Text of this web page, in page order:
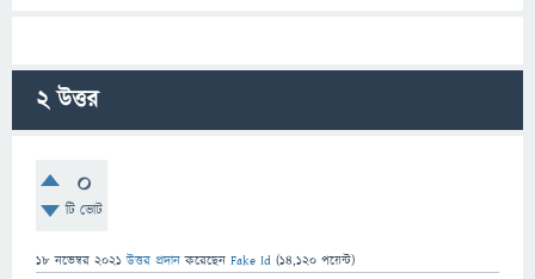
2উত্তর
0
টি ভোট
18 নভেম্বর 2021 উত্তর প্রদান করেছেন Fake Id (14,120 পয়েন্ট)